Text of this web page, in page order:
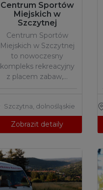
Centrum Sportów
Miejskich w
Szczytnej
Centrum Sportów
Miejskich w Szczytnej
to nowoczesny
kompleks rekreacyjny
z placem zabaw,…
Szczytna, dolnośląskie
Zobrazit detaily